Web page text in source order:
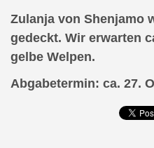
Zulanja von Shenjamo
gedeckt. Wir erwarten
gelbe Welpen.
Abgabetermin: ca. 27.